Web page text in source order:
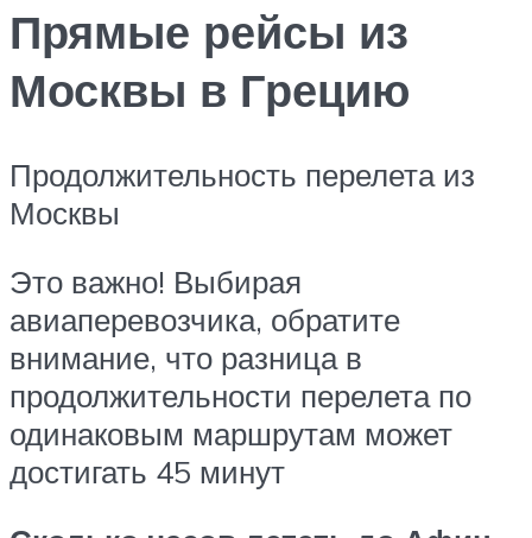
Прямые рейсы из
Москвы в Грецию
Продолжительность перелета из
Москвы
Это важно! Выбирая
авиаперевозчика, обратите
внимание, что разница в
продолжительности перелета по
одинаковым маршрутам может
достигать 45 минут